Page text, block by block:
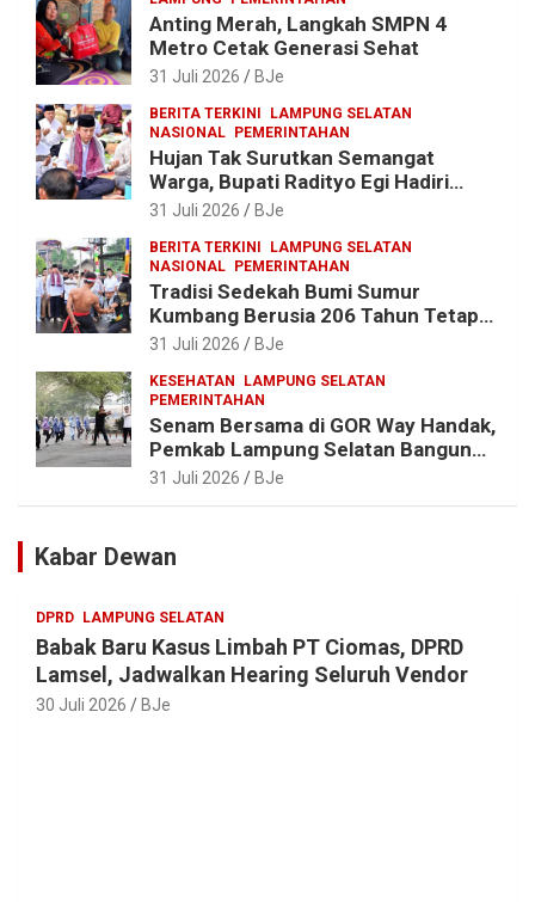
Anting Merah, Langkah SMPN 4
Metro Cetak Generasi Sehat
31 Juli 2026 BJe
BERITA TERKINI
LAMPUNG SELATAN
NASIONAL PEMERINTAHAN
Hujan Tak Surutkan Semangat
Warga, Bupati Radityo Egi Hadiri
Tradisi Sedekah Bumi 206 Tahun di
31 Juli 2026 BJe
BERITA TERKINI
LAMPUNG SELATAN
NASIONAL PEMERINTAHAN
Tradisi Sedekah Bumi Sumur
Kumbang Berusia 206 Tahun Tetap
Lestari, Bupati Egi Ajak Generasi
31 Juli 2026 BJe
KESEHATAN
LAMPUNG SELATAN
PEMERINTAHAN
Senam Bersama di GOR Way Handak,
Pemkab Lampung Selatan Bangun
ASN Sehat, Solid dan Siap Berikan
31 Juli 2026 BJe
Kabar Dewan
DPRD LAMPUNG SELATAN
Babak Baru Kasus Limbah PT Ciomas, DPRD
Lamsel, Jadwalkan Hearing Seluruh Vendor
30 Juli 2026 BJe